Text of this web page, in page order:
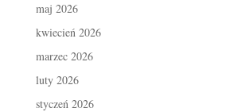
maj 2026
kwiecień 2026
marzec 2026
luty 2026
styczeń 2026